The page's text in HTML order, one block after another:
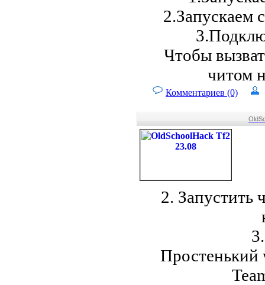
2.Запускаем
Чтобы
читом
Комментариев (0)
2. Запустить
Простенький